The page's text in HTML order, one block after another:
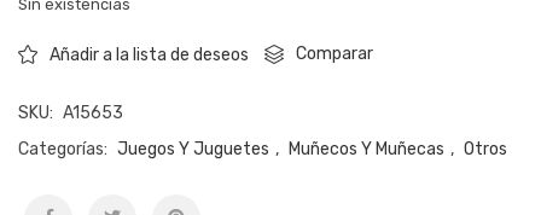
Sin existencias
Añadir a la lista de deseos Comparar
SKU: A15653
Categorías: Juegos Y Juguetes , Muñecos Y Muñecas , Otros